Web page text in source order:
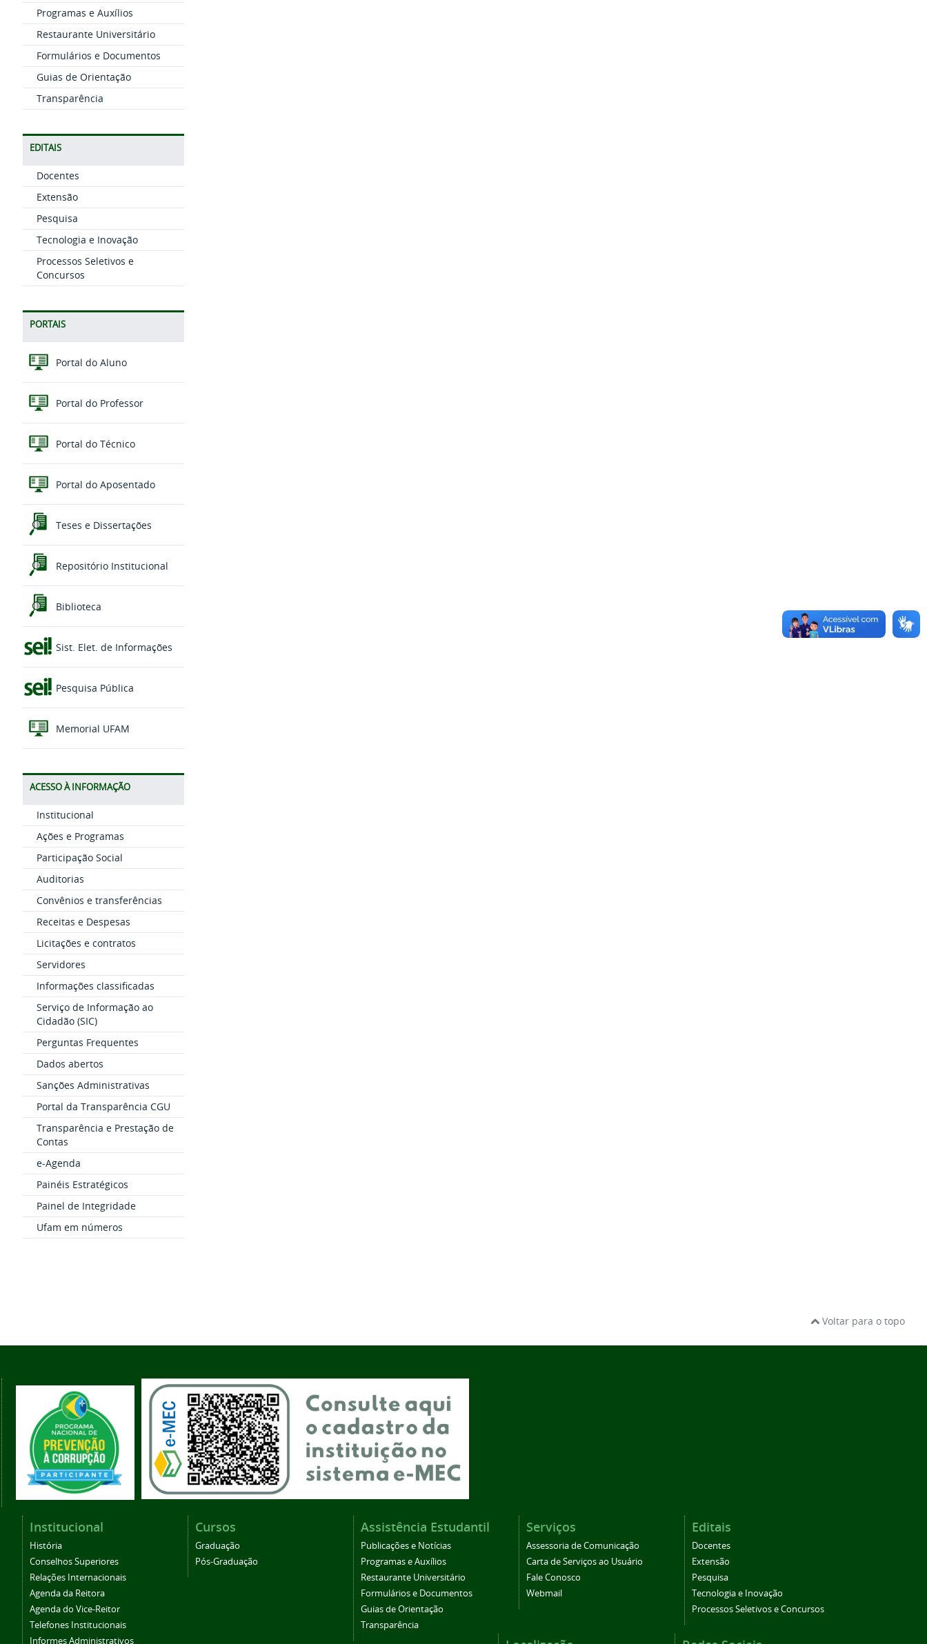
Programas e Auxílios
Restaurante Universitário
Formulários e Documentos
Guias de Orientação
Transparência
EDITAIS
Docentes
Extensão
Pesquisa
Tecnologia e Inovação
Processos Seletivos e
Concursos
PORTAIS
Portal do Aluno
Portal do Professor
Portal do Técnico
Portal do Aposentado
Teses e Dissertações
Repositório Institucional
Biblioteca
Sist. Elet. de Informações
Pesquisa Pública
Memorial UFAM
ACESSO À INFORMAÇÃO
Institucional
Ações e Programas
Participação Social
Auditorias
Convênios e transferências
Receitas e Despesas
Licitações e contratos
Servidores
Informações classificadas
Serviço de Informação ao
Cidadão (SIC)
Perguntas Frequentes
Dados abertos
Sanções Administrativas
Portal da Transparência CGU
Transparência e Prestação de
Contas
e-Agenda
Painéis Estratégicos
Painel de Integridade
Ufam em números
Voltar para o topo
Institucional
História
Conselhos Superiores
Relações Internacionais
Agenda da Reitora
Agenda do Vice-Reitor
Telefones Institucionais
Informes Administrativos
Cursos
Graduação
Pós-Graduação
Assistência Estudantil
Publicações e Notícias
Programas e Auxílios
Restaurante Universitário
Formulários e Documentos
Guias de Orientação
Transparência
Serviços
Assessoria de Comunicação
Carta de Serviços ao Usuário
Fale Conosco
Webmail
Editais
Docentes
Extensão
Pesquisa
Tecnologia e Inovação
Processos Seletivos e Concursos